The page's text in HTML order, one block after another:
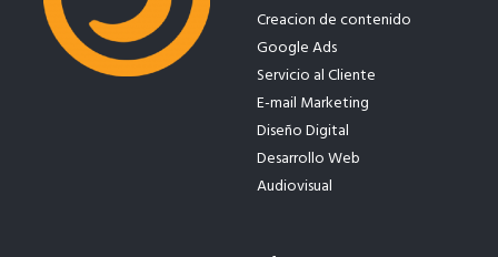
Creacion de contenido
Google Ads
Servicio al Cliente
E-mail Marketing
Diseño Digital
Desarrollo Web
Audiovisual